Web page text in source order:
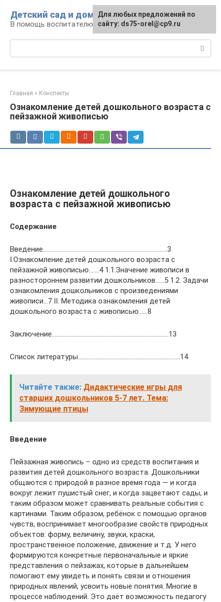
контенту
Детский сад и дом
В помощь воспитателю и родителям
Главная » Конспекты
Ознакомление детей дошкольного возраста с
пейзажной живописью
Ознакомление детей дошкольного
возраста с пейзажной живописью
Содержание
Введение…………………………………………………………………………3
I.Ознакомление детей дошкольного возраста с
пейзажной живописью…….4 1.1.Значение живописи в
разностороннем развитии дошкольников……5 1.2. Задачи
ознакомления дошкольников с произведениями
живописи…7 II. Методика ознакомления детей
дошкольного возраста с живописью……8
Заключение…………………………………………………………………….13
Список литературы……………………………………………………………14
Читайте также: Дидактические игры для
старших дошкольников 5-7 лет. Тема:
Зимующие птицы
Введение
Пейзажная живопись – одно из средств воспитания и
развития детей дошкольного возраста. Дошкольники
общаются с природой в разное время года — и когда
вокруг лежит пушистый снег, и когда зацветают сады, и
таким образом может сравнивать реальные события с
картинами. Таким образом, ребёнок с помощью органов
чувств, воспринимает многообразие свойств природных
объектов: форму, величину, звуки, краски,
пространственное положение, движение и т.д. У него
формируются конкретные первоначальные и яркие
представления о пейзажах, которые в дальнейшем
помогают ему увидеть и понять связи и отношения
природных явлений, усвоить новые понятия. Многие в
процессе наблюдений. Это даёт возможность педагогу
Для любых предложений по
сайту: ds75-orel@cp9.ru